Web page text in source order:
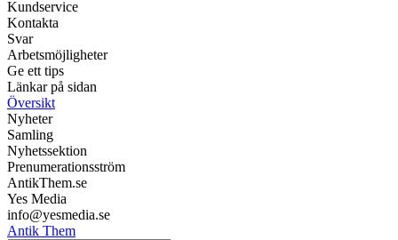
Kundservice
Kontakta
Svar
Arbetsmöjligheter
Ge ett tips
Länkar på sidan
Översikt
Nyheter
Samling
Nyhetssektion
Prenumerationsström
AntikThem.se
Yes Media
info@yesmedia.se
Antik Them